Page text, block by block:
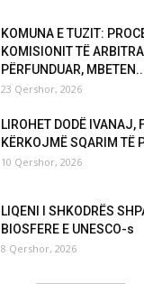
KOMUNA E TUZIT:
KOMISIONIT TË
PËRFUNDUAR,
23 Qershor, 2026
LIROHET DODË IVANAJ,
KËRKOJMË SQARIM TË
10 Qershor, 2026
LIQENI I SHKODRËS
BIOSFERE E UNESCO-s
8 Qershor, 2026